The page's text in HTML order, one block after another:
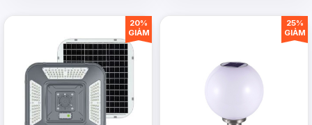
20%
GIẢM
25%
GIẢM